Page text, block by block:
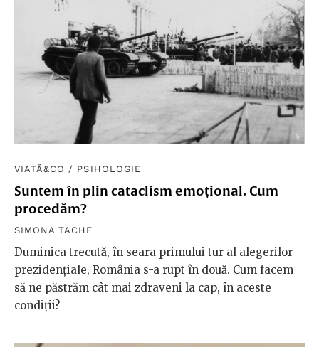
VIAȚĂ&CO / PSIHOLOGIE
Suntem în plin cataclism emoțional. Cum
procedăm?
SIMONA TACHE
Duminica trecută, în seara primului tur al alegerilor
prezidențiale, România s-a rupt în două. Cum facem
să ne păstrăm cât mai zdraveni la cap, în aceste
condiții?